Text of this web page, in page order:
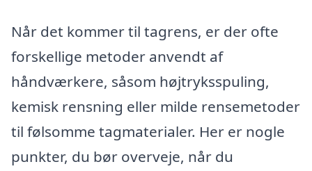
Når det kommer til tagrens, er der ofte
forskellige metoder anvendt af
håndværkere, såsom højtryksspuling,
kemisk rensning eller milde rensemetoder
til følsomme tagmaterialer. Her er nogle
punkter, du bør overveje, når du